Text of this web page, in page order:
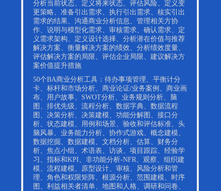
分析当前状态、定义将来状态、评估风险、定义变
更策略、准备引出需求、执行引出需求、核实引出
需求的结果、沟通商业分析信息、管理相关方协
作、说明与模型化需求、审核需求、确认需求、定
义需求架构、定义设计选择、分析潜在价值与推荐
解决方案、衡量解决方案的绩效、分析绩效度量、
评估解决方案的局限、评估企业局限、建议解决方
案价值提升措施
50个BA商业分析工具：待办事项管理、平衡计分
卡、标杆和市场分析、商业论证/业务案例、商业画
布、用户故事、SWOT分析、业务规则分析、脑
图、排优先级、流程分析、数据字典、数据流程
图、决策分析、决策建模、功能分解图、接口分
析、状态建模、用例和场景、验收和评估标准、头
脑风暴、业务能力分析、协作式游戏、概念建模、
数据挖掘、数据建模、文档分析、估算、财务分
析、焦点小组、术语表、访谈、项目跟踪、经验学
习、指标和KPI、非功能分析-NFR、观察、组织建
模、流程建模、原型设计、审核、风险分析和管
理、角色和权限矩阵、根源分析、范围建模、时序
图、利益相关者清单、地图和人格、调研和问卷、